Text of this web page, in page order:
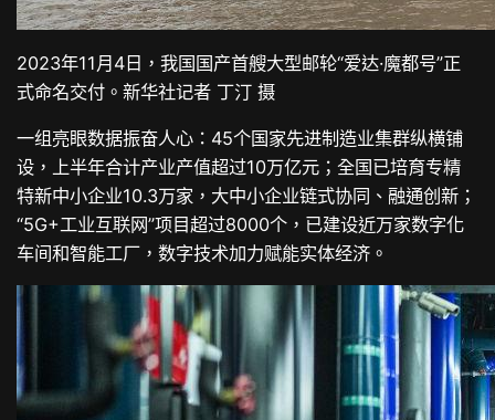
2023年11月4日，我国国产首艘大型邮轮“爱达·魔都号”正
式命名交付。新华社记者 丁汀 摄
一组亮眼数据振奋人心：45个国家先进制造业集群纵横铺
设，上半年合计产业产值超过10万亿元；全国已培育专精
特新中小企业10.3万家，大中小企业链式协同、融通创新；
“5G+工业互联网”项目超过8000个，已建设近万家数字化
车间和智能工厂，数字技术加力赋能实体经济。